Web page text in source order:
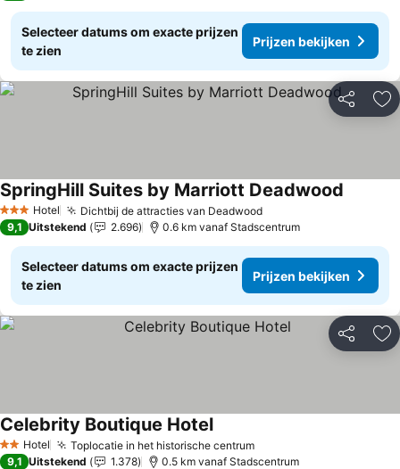
Selecteer datums om exacte prijzen
te zien
Prijzen bekijken
Delen
3 SterrenHotel Dichtbij de attracties van DeadwoodPrijzen bekijken
SpringHill Suites by Marriott Deadwood
9,1 Uitstekend 2.696 0.6 km vanaf Stadscentrum
Selecteer datums om exacte prijzen
te zien
Prijzen bekijken
Delen
2 Sterren
Hotel Toplocatie in het historische centrumPrijzen bekijken
Celebrity Boutique HotelPrijzen bekijken
9,1 Uitstekend 1.378 0.5 km vanaf Stadscentrum